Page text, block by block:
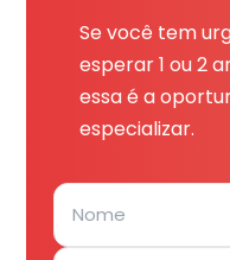
Se você tem
esperar 1 ou 2
essa é a
especializar.